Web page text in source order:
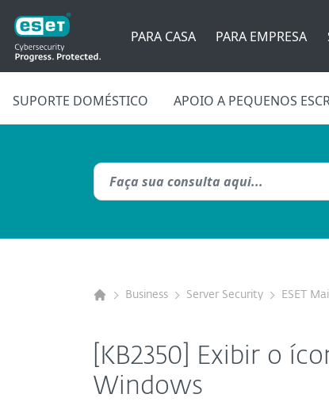
PARA CASA PARA EMPRESA
SUPORTE DOMÉSTICO APOIO A PEQUENOS
Business Server Security ESET
[KB2350] Exibir o
Windows